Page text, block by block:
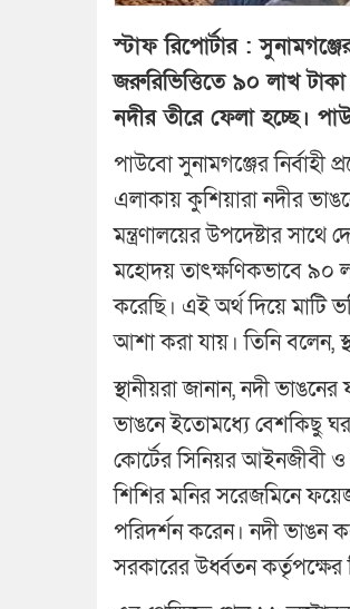
স্টাফ রিপোর্টার :
জরুরিভিত্তিতে ৯০ লাখ
নদীর তীরে ফেলা হচ্ছে।
পাউবো সুনামগঞ্জের
এলাকায় কুশিয়ারা নদীর
মন্ত্রণালয়ের উপদেষ্টার সাথে
মহোদয় তাৎক্ষণিকভাবে ৯০
করেছি। এই অর্থ দিয়ে মাটি
আশা করা যায়। তিনি বলেন,
স্থানীয়রা জানান, নদী
ভাঙনে ইতোমধ্যে বেশকিছু
কোর্টের সিনিয়র আইনজীবী ও
শিশির মনির সরেজমিনে
পরিদর্শন করেন। নদী ভাঙন
সরকারের উর্ধ্বতন